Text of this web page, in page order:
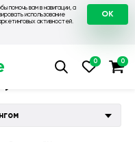
помочь вам в навигации, а
использование
активностей.
OK
💛 Чехол для